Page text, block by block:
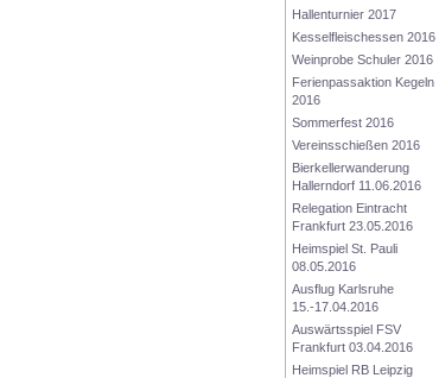
Hallenturnier 2017
Kesselfleischessen 2016
Weinprobe Schuler 2016
Ferienpassaktion Kegeln
2016
Sommerfest 2016
Vereinsschießen 2016
Bierkellerwanderung
Hallerndorf 11.06.2016
Relegation Eintracht
Frankfurt 23.05.2016
Heimspiel St. Pauli
08.05.2016
Ausflug Karlsruhe
15.-17.04.2016
Auswärtsspiel FSV
Frankfurt 03.04.2016
Heimspiel RB Leipzig